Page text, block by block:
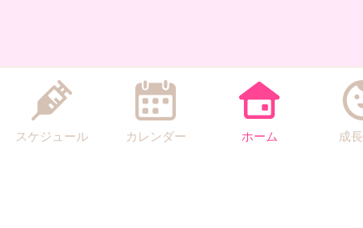
スケジュール カレンダー ホーム 成